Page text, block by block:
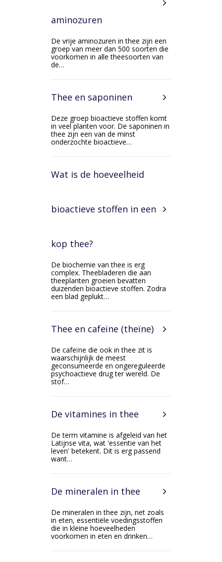
aminozuren
De vrije aminozuren in thee zijn een
groep van meer dan 500 soorten die
voorkomen in alle theesoorten van
de…
Thee en saponinen
Deze groep bioactieve stoffen komt
in veel planten voor. De saponinen in
thee zijn een van de minst
onderzochte bioactieve…
Wat is de hoeveelheid
bioactieve stoffen in een
kop thee?
De biochemie van thee is erg
complex. Theebladeren die aan
theeplanten groeien bevatten
duizenden bioactieve stoffen. Zodra
een blad geplukt…
Thee en cafeïne (theïne)
De cafeïne die ook in thee zit is
waarschijnlijk de meest
geconsumeerde en ongereguleerde
psychoactieve drug ter wereld. De
stof…
De vitamines in thee
De term vitamine is afgeleid van het
Latijnse vita, wat 'essentie van het
leven' betekent. Dit is erg passend
want…
De mineralen in thee
De mineralen in thee zijn, net zoals
in eten, essentiële voedingsstoffen
die in kleine hoeveelheden
voorkomen in eten en drinken…